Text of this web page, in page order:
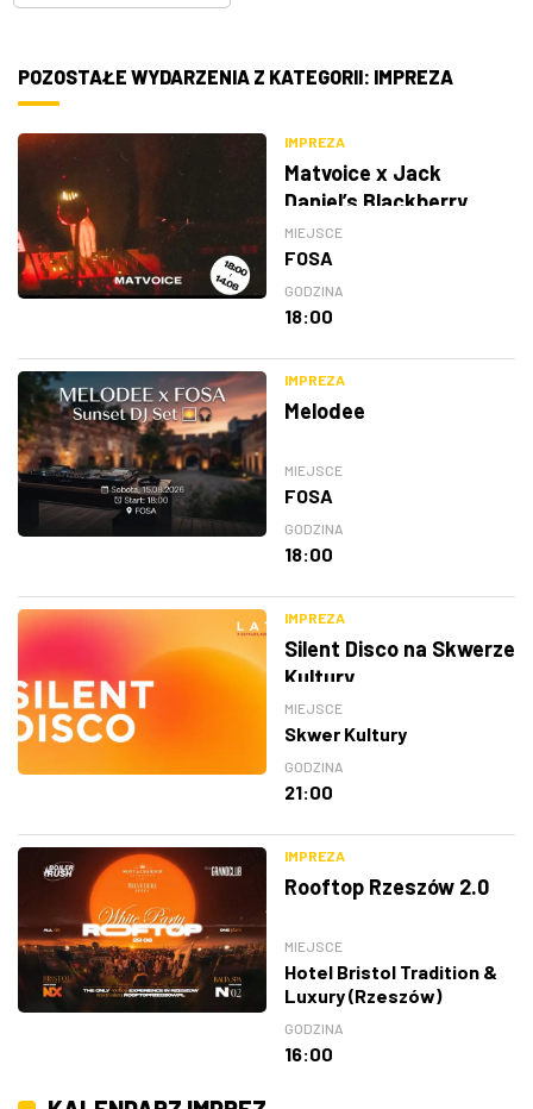
POZOSTAŁE WYDARZENIA Z KATEGORII: IMPREZA
IMPREZA
Matvoice x Jack
Daniel’s Blackberry
MIEJSCE
FOSA
GODZINA
18:00
IMPREZA
Melodee
MIEJSCE
FOSA
GODZINA
18:00
IMPREZA
Silent Disco na Skwerze
Kultury
MIEJSCE
Skwer Kultury
GODZINA
21:00
IMPREZA
Rooftop Rzeszów 2.0
MIEJSCE
Hotel Bristol Tradition &
Luxury (Rzeszów)
GODZINA
16:00